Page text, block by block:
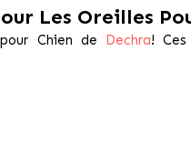
Les Oreilles
Chien de Dechra! Ces